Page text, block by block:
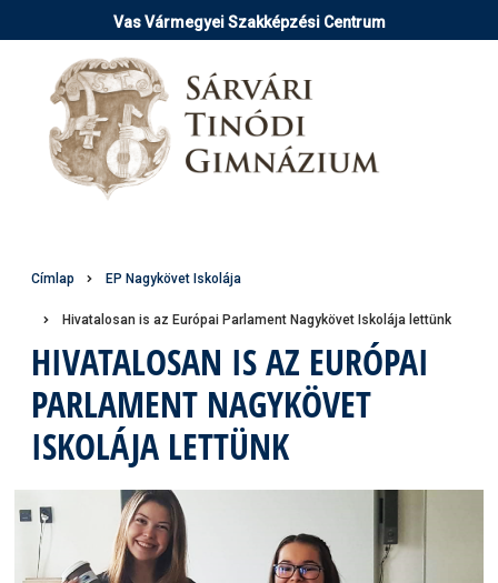
a
tartalomra
Vas Vármegyei Szakképzési Centrum
Morzsa
Címlap EP Nagykövet Iskolája
Hivatalosan is az Európai Parlament Nagykövet Iskolája lettünk
HIVATALOSAN IS AZ EURÓPAI
PARLAMENT NAGYKÖVET
ISKOLÁJA LETTÜNK